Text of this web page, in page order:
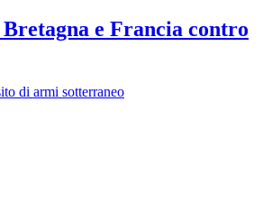
e Francia contro
di armi sotterraneo